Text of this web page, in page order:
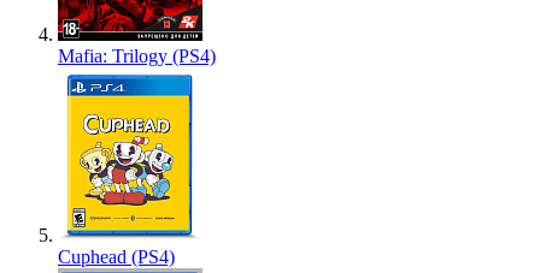
Mafia: Trilogy (PS4)
Cuphead (PS4)